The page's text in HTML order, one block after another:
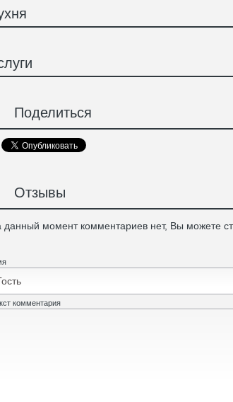
Поделиться
Отзывы
данный момент комментариев нет, Вы можете
комментария